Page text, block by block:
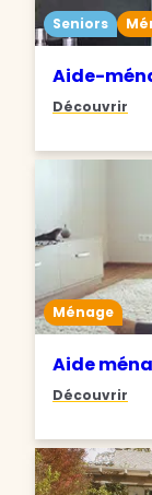
Seniors
Aide-
Découvrir
Ménage
Aide
Découvrir